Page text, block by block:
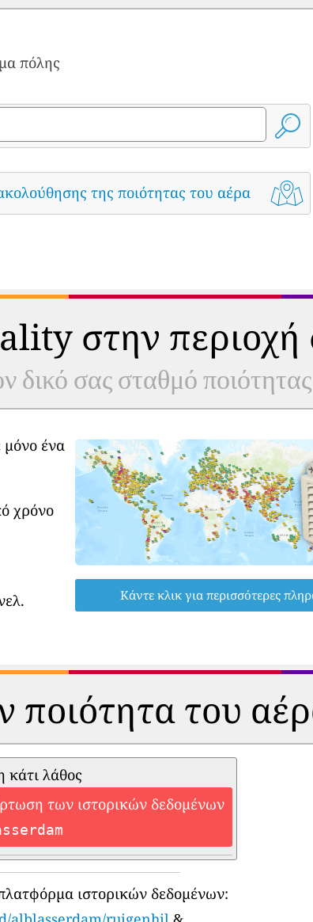
πόλης
της ποιότητας του αέρα
στην περιοχή
δικό σας σταθμό
μόνο ένα
χρόνο
Κάντε κλικ για περισσότερες
ποιότητα του
λάθος
των ιστορικών δεδομένων
ιστορικών δεδομένων: